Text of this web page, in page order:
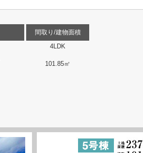
間取り/建物面積
4LDK
101.85㎡